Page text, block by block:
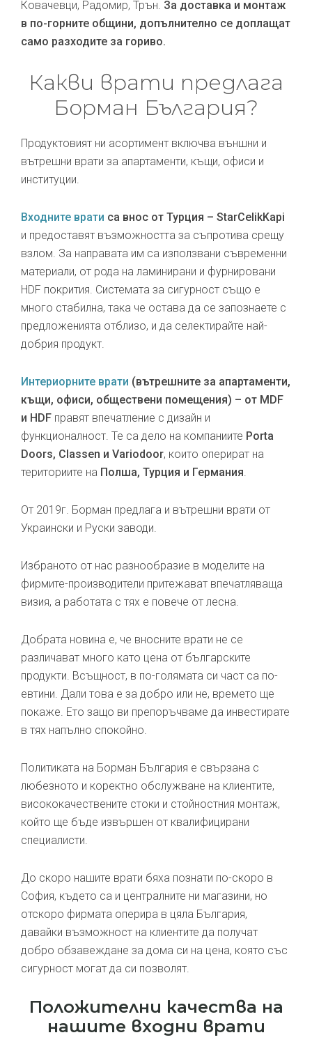
Ковачевци, Радомир, Трън. За доставка и монтаж
в по-горните общини, допълнително се доплащат
само разходите за гориво.
Какви врати предлага
Борман България?
Продуктовият ни асортимент включва външни и
вътрешни врати за апартаменти, къщи, офиси и
институции.
Входните врати са внос от Турция – StarCelikKapi
и предоставят възможността за съпротива срещу
взлом. За направата им са използвани съвременни
материали, от рода на ламинирани и фурнировани
HDF покрития. Системата за сигурност също е
много стабилна, така че остава да се запознаете с
предложенията отблизо, и да селектирайте най-
добрия продукт.
Интериорните врати (вътрешните за апартаменти,
къщи, офиси, обществени помещения) – от MDF
и HDF правят впечатление с дизайн и
функционалност. Те са дело на компаниите Porta
Doors, Classen и Variodoor, които оперират на
териториите на Полша, Турция и Германия
От 2019г. Борман предлага и вътрешни врати от
Украински и Руски заводи.
Избраното от нас разнообразие в моделите на
фирмите-производители притежават впечатляваща
визия, а работата с тях е повече от лесна.
Добрата новина е, че вносните врати не се
различават много като цена от българските
продукти. Всъщност, в по-голямата си част са по-
евтини. Дали това е за добро или не, времето ще
покаже. Ето защо ви препоръчваме да инвестирате
в тях напълно спокойно.
Политиката на Борман България е свързана с
любезното и коректно обслужване на клиентите,
висококачествените стоки и стойностния монтаж,
който ще бъде извършен от квалифицирани
специалисти.
До скоро нашите врати бяха познати по-скоро в
София, където са и централните ни магазини, но
отскоро фирмата оперира в цяла България,
давайки възможност на клиентите да получат
добро обзавеждане за дома си на цена, която със
сигурност могат да си позволят.
Положителни качества на
нашите входни врати